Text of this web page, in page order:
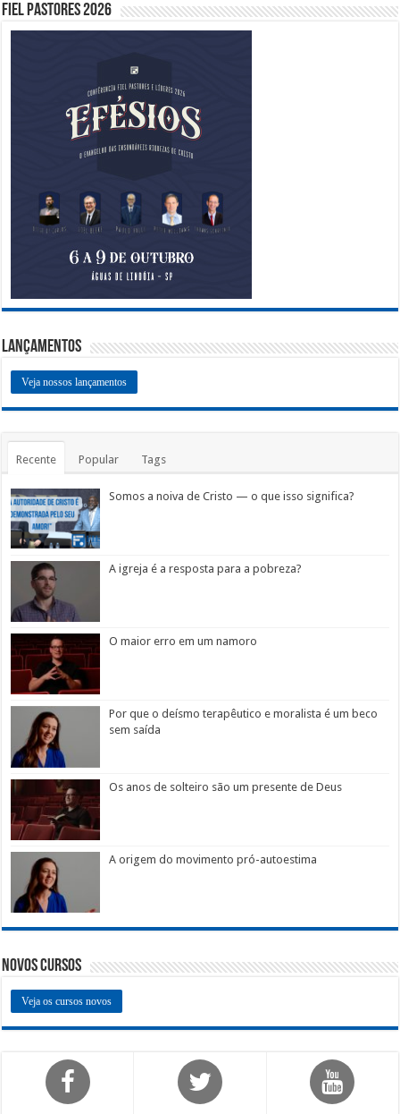
Fiel Pastores 2026
Lançamentos
Veja nossos lançamentos
Recente Popular Tags
Somos a noiva de Cristo — o que isso significa?
A igreja é a resposta para a pobreza?
O maior erro em um namoro
Por que o deísmo terapêutico e moralista é um beco
sem saída
Os anos de solteiro são um presente de Deus
A origem do movimento pró-autoestima
Novos Cursos
Veja os cursos novos